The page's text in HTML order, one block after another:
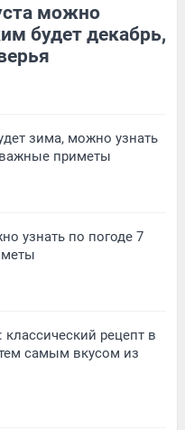
можно
будет декабрь,
зима, можно узнать
важные приметы
узнать по погоде 7
рецепт в
самым вкусом из